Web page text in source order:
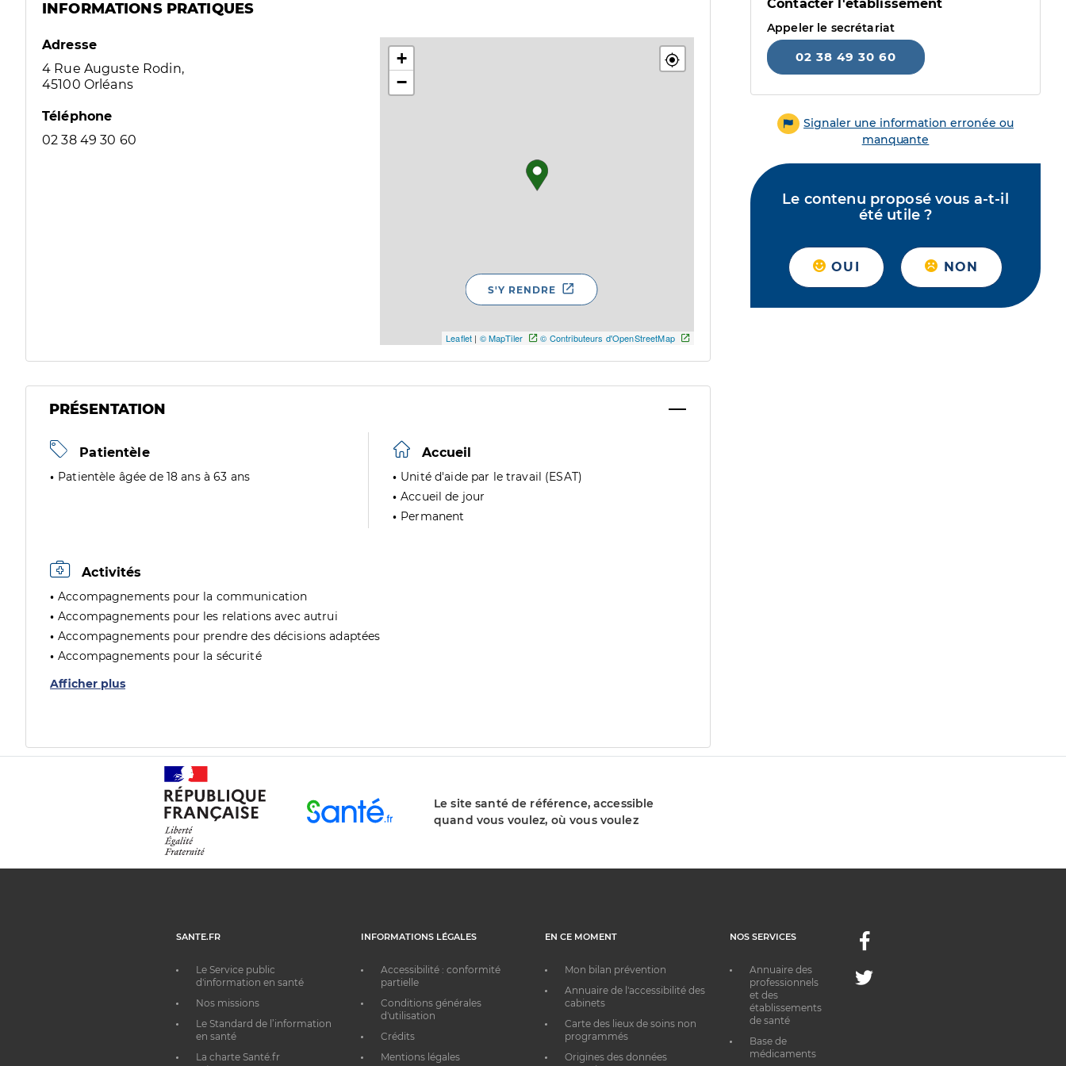
INFORMATIONS PRATIQUES
Adresse
4 Rue Auguste Rodin,
45100 Orléans
Téléphone
02 38 49 30 60
+
−
Leaflet | © MapTiler © Contributeurs d'OpenStreetMap
S'Y RENDRE
PRÉSENTATION
Patientèle
Patientèle âgée de 18 ans à 63 ans
Accueil
Unité d'aide par le travail (ESAT)
Accueil de jour
Permanent
Activités
Accompagnements pour la communication
Accompagnements pour les relations avec autrui
Accompagnements pour prendre des décisions adaptées
Accompagnements pour la sécurité
Afficher plus
Contacter l'établissement
Appeler le secrétariat
02 38 49 30 60
Signaler une information erronée ou
manquante
Le contenu proposé vous a-t-il
été utile ?
OUI NON
Le site santé de référence, accessible
quand vous voulez, où vous voulez
SANTE.FR
Le Service public
d'information en santé
Nos missions
Le Standard de l’information
en santé
La charte Santé.fr
INFORMATIONS LÉGALES
Accessibilité : conformité
partielle
Conditions générales
d'utilisation
Crédits
Mentions légales
EN CE MOMENT
Mon bilan prévention
Annuaire de l'accessibilité des
cabinets
Carte des lieux de soins non
programmés
Origines des données
NOS SERVICES
Annuaire des
professionnels
et des
établissements
de santé
Base de
médicaments
Facebook
Twitter